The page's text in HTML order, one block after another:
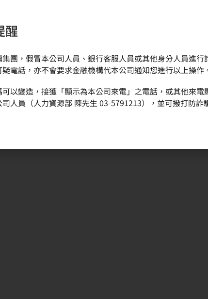
與活動 關於環球晶圓 產品 品
醒
團，假冒本公司人員、銀行客服人員或其他身分人員進
電話，亦不會要求金融機構代本公司通知您進行以上操作
以變造，接獲「顯示為本公司來電」之電話，或其他來電
人員（人力資源部 陳先生 03-5791213），並可撥打防詐